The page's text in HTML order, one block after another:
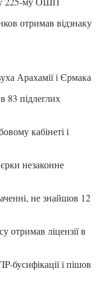
отримав відзнаку
Арахамії і Єрмака
83 підлеглих
кабінеті і
незаконне
не знайшов 12
отримав ліцензії в
бусифікації і пішов